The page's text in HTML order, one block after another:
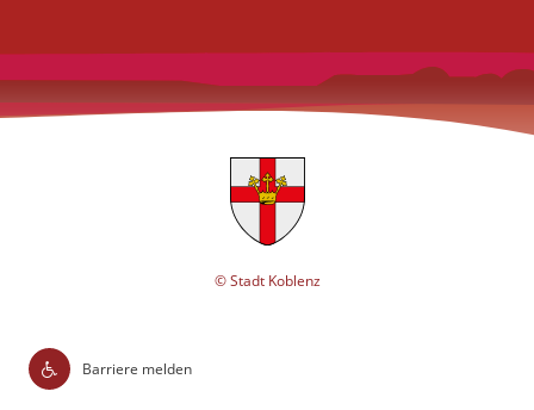
© Stadt Koblenz
Barriere melden